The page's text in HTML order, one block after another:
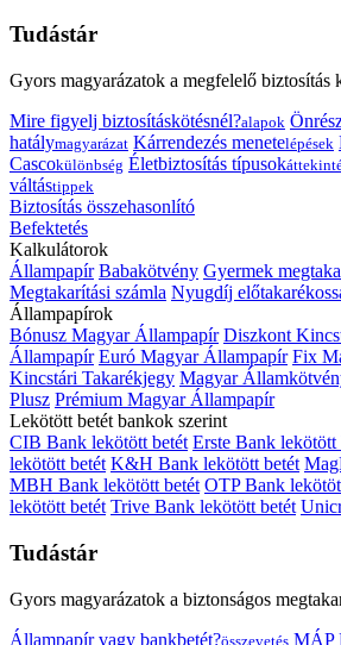
Tudástár
Gyors magyarázatok a megfelelő biztosítás
Mire figyelj biztosításkötésnél?alapok
hatálymagyarázat Kárrendezés menetelépések
Cascokülönbség Életbiztosítás típusok
váltástippek
Biztosítás összehasonlító
Befektetés
Kalkulátorok
Állampapír Babakötvény Gyermek
Megtakarítási számla Nyugdíj
Állampapírok
Bónusz Magyar Állampapír Diszkont
Állampapír Euró Magyar Állampapír Fix
Kincstári Takarékjegy Magyar
Plusz Prémium Magyar Állampapír
Lekötött betét bankok szerint
CIB Bank lekötött betét Erste Bank lekötött
lekötött betét K&H Bank lekötött betét
MBH Bank lekötött betét OTP Bank
lekötött betét Trive Bank lekötött betét
Tudástár
Gyors magyarázatok a biztonságos
Állampapír vagy bankbetét?összevetés MÁP